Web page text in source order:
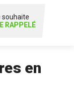
souhaite
RAPPELÉ
en